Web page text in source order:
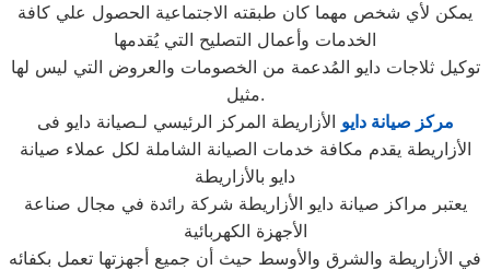
يمكن لأي شخص مهما كان طبقته الاجتماعية الحصول علي كافة
الخدمات وأعمال التصليح التي يُقدمها
توكيل ثلاجات دايو المُدعمة من الخصومات والعروض التي ليس لها
مثيل.
مركز صيانة دايو الأزاريطة المركز الرئيسي لـصيانة دايو فى
الأزاريطة يقدم مكافة خدمات الصيانة الشاملة لكل عملاء صيانة
دايو بالأزاريطة
يعتبر مراكز صيانة دايو الأزاريطة شركة رائدة في مجال صناعة
الأجهزة الكهربائية
في الأزاريطة والشرق والأوسط حيث أن جميع أجهزتها تعمل بكفائه